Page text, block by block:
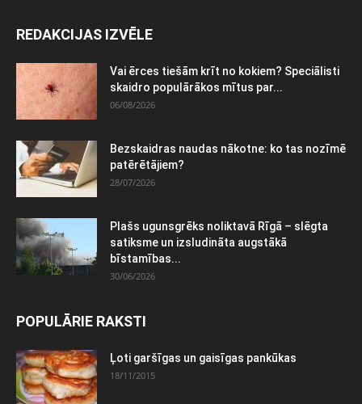
REDAKCIJAS IZVĒLE
Vai ērces tiešām krīt no kokiem? Speciālisti
skaidro populārākos mītus par...
06/08/2026
Bezskaidras naudas nākotne: ko tas nozīmē
patērētājiem?
28/07/2026
Plašs ugunsgrēks noliktavā Rīgā – slēgta
satiksme un izsludināta augstākā
bīstamības...
30/06/2026
POPULĀRIE RAKSTI
Ļoti garšīgas un gaisīgas pankūkas
18/11/2015